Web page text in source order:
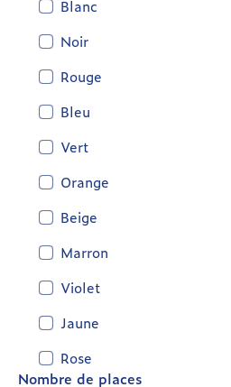
Blanc
Noir
Rouge
Bleu
Vert
Orange
Beige
Marron
Violet
Jaune
Rose
Nombre de places